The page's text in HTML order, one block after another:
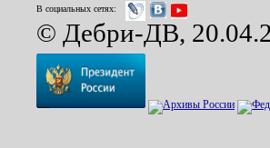
В социальных сетях:
© Дебри-ДВ,